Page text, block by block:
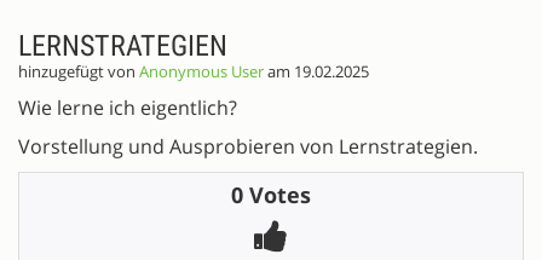
LERNSTRATEGIEN
hinzugefügt von Anonymous Useram 19.02.2025
Wie lerne ich eigentlich?
Vorstellung und Ausprobieren von Lernstrategien.
0 Votes